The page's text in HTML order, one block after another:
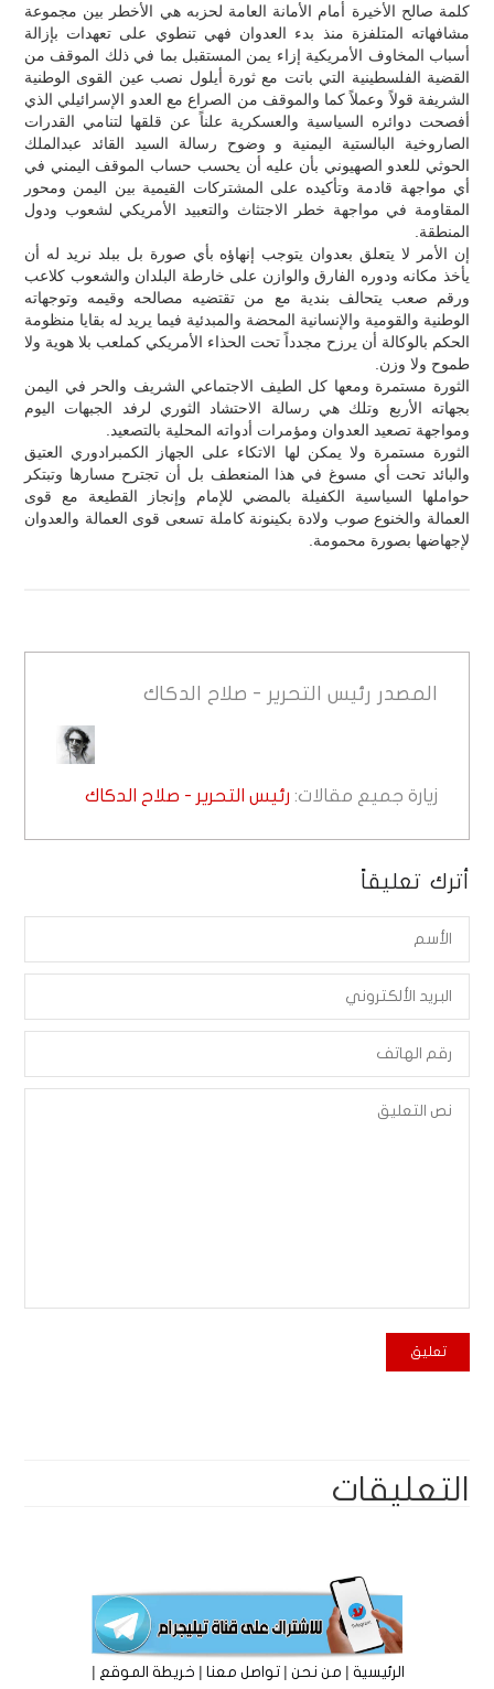
كلمة صالح الأخيرة أمام الأمانة العامة لحزبه هي الأخطر بين مجموعة
مشافهاته المتلفزة منذ بدء العدوان فهي تنطوي على تعهدات بإزالة
أسباب المخاوف الأمريكية إزاء يمن المستقبل بما في ذلك الموقف من
القضية الفلسطينية التي باتت مع ثورة أيلول نصب عين القوى الوطنية
الشريفة قولاً وعملاً كما والموقف من الصراع مع العدو الإسرائيلي الذي
أفصحت دوائره السياسية والعسكرية علناً عن قلقها لتنامي القدرات
الصاروخية البالستية اليمنية و وضوح رسالة السيد القائد عبدالملك
الحوثي للعدو الصهيوني بأن عليه أن يحسب حساب الموقف اليمني في
أي مواجهة قادمة وتأكيده على المشتركات القيمية بين اليمن ومحور
المقاومة في مواجهة خطر الاجتثاث والتعبيد الأمريكي لشعوب ودول
المنطقة.
إن الأمر لا يتعلق بعدوان يتوجب إنهاؤه بأي صورة بل ببلد نريد له أن
يأخذ مكانه ودوره الفارق والوازن على خارطة البلدان والشعوب كلاعب
ورقم صعب يتحالف بندية مع من تقتضيه مصالحه وقيمه وتوجهاته
الوطنية والقومية والإنسانية المحضة والمبدئية فيما يريد له بقايا منظومة
الحكم بالوكالة أن يرزح مجدداً تحت الحذاء الأمريكي كملعب بلا هوية ولا
طموح ولا وزن.
الثورة مستمرة ومعها كل الطيف الاجتماعي الشريف والحر في اليمن
بجهاته الأربع وتلك هي رسالة الاحتشاد الثوري لرفد الجبهات اليوم
ومواجهة تصعيد العدوان ومؤمرات أدواته المحلية بالتصعيد.
الثورة مستمرة ولا يمكن لها الاتكاء على الجهاز الكمبرادوري العتيق
والبائد تحت أي مسوغ في هذا المنعطف بل أن تجترح مسارها وتبتكر
حواملها السياسية الكفيلة بالمضي للإمام وإنجاز القطيعة مع قوى
العمالة والخنوع صوب ولادة بكينونة كاملة تسعى قوى العمالة والعدوان
لإجهاضها بصورة محمومة.
المصدر رئيس التحرير - صلاح الدكاك
زيارة جميع مقالات: رئيس التحرير - صلاح الدكاك
أترك تعليقاً
التعليقات
الرئيسية|من نحن|تواصل معنا|خريطة الموقع |